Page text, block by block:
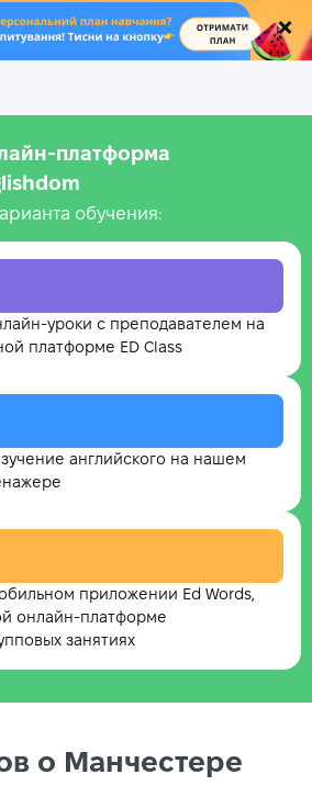
.
обучения:
уроки с преподавателем на
платформе ED Class
английского на нашем
приложении Ed Words,
онлайн-платформе
занятиях
о Манчестере